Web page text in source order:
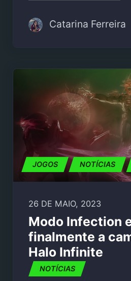
Catarina Ferreira
JOGOS NOTÍCIAS
26 DE MAIO, 2023
Modo Infection
finalmente a
Halo Infinite
NOTÍCIAS